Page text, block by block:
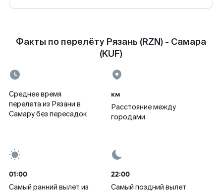
Факты по перелёту Рязань (RZN) - Самара
(KUF)
Среднее время
перелета из Рязани в
Самару без пересадок
км
Расстояние между
городами
01:00
Самый ранний вылет из
22:00
Самый поздний вылет